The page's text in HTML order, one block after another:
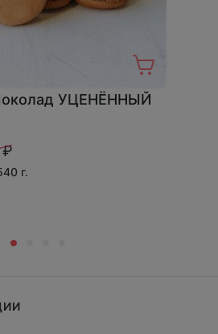
УЦЕНЁННЫЙ
₽
г.